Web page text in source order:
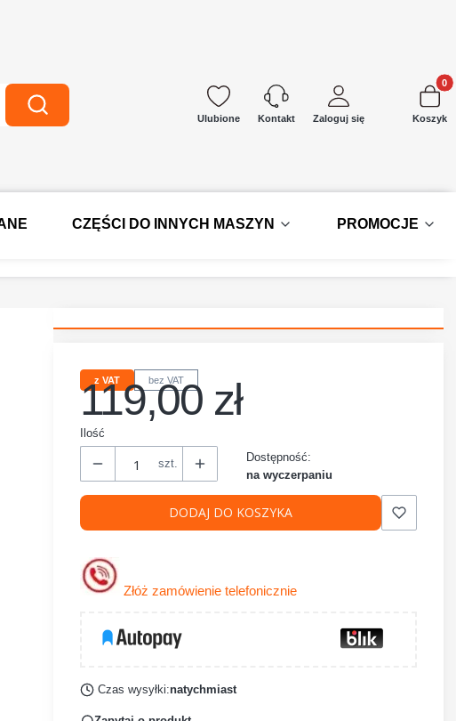
Szukaj Ulubione Kontakt Zaloguj się Koszyk
CZĘŚCI DO INNYCH MASZYN PROMOCJE
z VAT bez VAT
Cena
119,00 zł
Ilość
szt.
Dostępność:
na wyczerpaniu
DODAJ DO KOSZYKA
Złóż zamówienie telefonicznie
Czas wysyłki:natychmiast